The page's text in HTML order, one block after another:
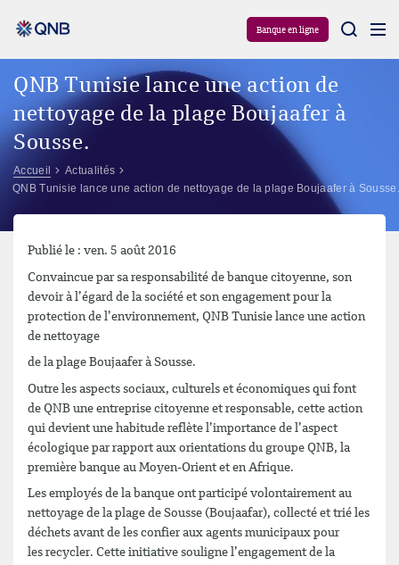
Banque en ligne
QNB Tunisie lance une action de
nettoyage de la plage Boujaafer à
Sousse.
Accueil
Actualités
QNB Tunisie lance une action de nettoyage de la plage Boujaafer à Sousse.
Publié le : ven. 5 août 2016
Convaincue par sa responsabilité de banque citoyenne, son
devoir à l’égard de la société et son engagement pour la
protection de l’environnement, QNB Tunisie lance une action
de nettoyage
de la plage Boujaafer à Sousse.
Outre les aspects sociaux, culturels et économiques qui font
de QNB une entreprise citoyenne et responsable, cette action
qui devient une habitude reflète l’importance de l’aspect
écologique par rapport aux orientations du groupe QNB, la
première banque au Moyen-Orient et en Afrique.
Les employés de la banque ont participé volontairement au
nettoyage de la plage de Sousse (Boujaafar), collecté et trié les
déchets avant de les confier aux agents municipaux pour
les recycler. Cette initiative souligne l’engagement de la